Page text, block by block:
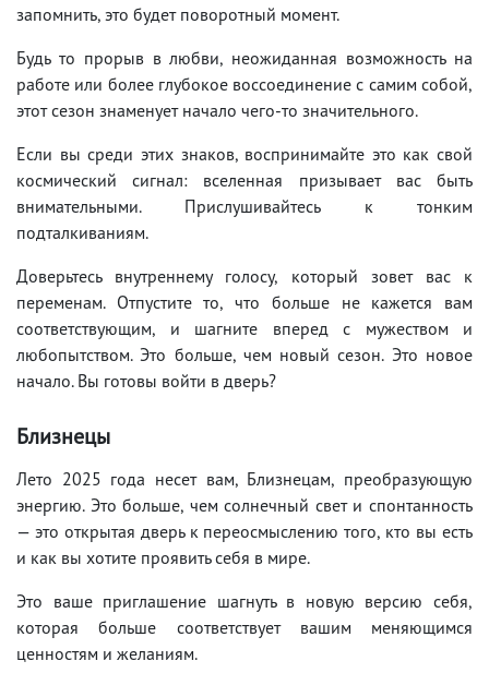
запомнить, это будет поворотный момент.
Будь то прорыв в любви, неожиданная возможность на
работе или более глубокое воссоединение с самим собой,
этот сезон знаменует начало чего-то значительного.
Если вы среди этих знаков, воспринимайте это как свой
космический сигнал: вселенная призывает вас быть
внимательными. Прислушивайтесь к тонким
подталкиваниям.
Доверьтесь внутреннему голосу, который зовет вас к
переменам. Отпустите то, что больше не кажется вам
соответствующим, и шагните вперед с мужеством и
любопытством. Это больше, чем новый сезон. Это новое
начало. Вы готовы войти в дверь?
Близнецы
Лето 2025 года несет вам, Близнецам, преобразующую
энергию. Это больше, чем солнечный свет и спонтанность
— это открытая дверь к переосмыслению того, кто вы есть
и как вы хотите проявить себя в мире.
Это ваше приглашение шагнуть в новую версию себя,
которая больше соответствует вашим меняющимся
ценностям и желаниям.